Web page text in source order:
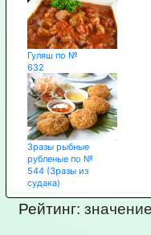
Гуляш по №
632
Зразы рыбные
рубленые по №
544 (Зразы из
судака)
Рейтинг: